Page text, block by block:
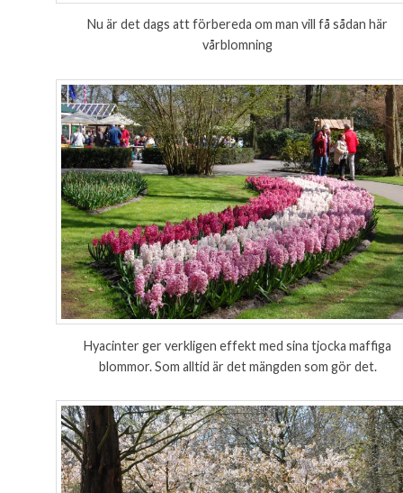
Nu är det dags att förbereda om man vill få sådan här
vårblomning
Hyacinter ger verkligen effekt med sina tjocka maffiga
blommor. Som alltid är det mängden som gör det.